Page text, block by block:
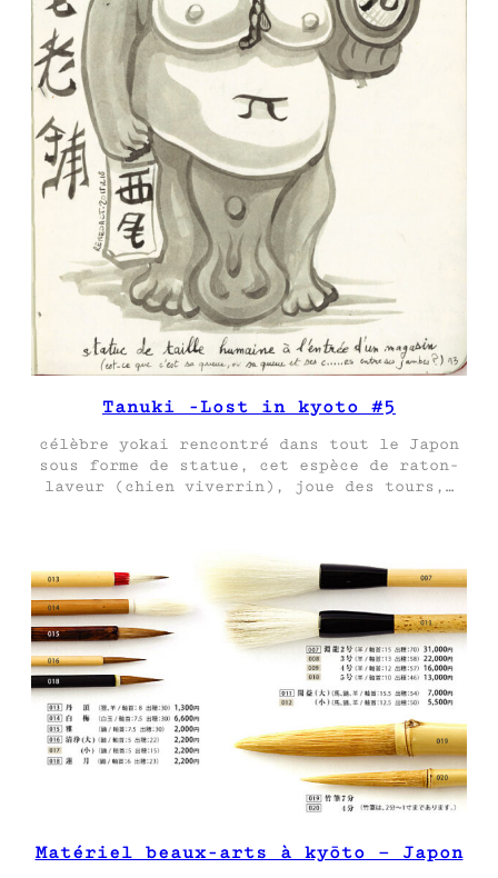
Tanuki -Lost in kyoto #5
célèbre yokai rencontré dans tout le Japon
sous forme de statue, cet espèce de raton-
laveur (chien viverrin), joue des tours,…
Matériel beaux-arts à kyōto – Japon